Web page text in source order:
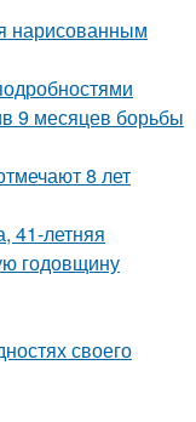
нарисованным
9 месяцев борьбы
8 лет
41-летняя
годовщину
своего